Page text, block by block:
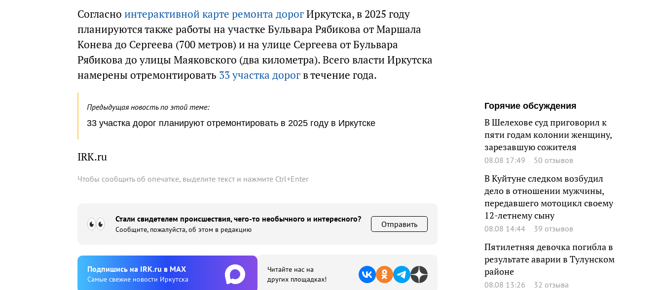
Согласно интерактивной карте ремонта дорогИркутска, в 2025 году
планируются также работы на участке Бульвара Рябикова от Маршала
Конева до Сергеева (700 метров) и на улице Сергеева от Бульвара
Рябикова до улицы Маяковского (два километра). Всего власти Иркутска
намерены отремонтировать 33 участка дорогв течение года.
Предыдущая новость по этой теме:
33 участка дорог планируют отремонтировать в 2025 году в Иркутске
IRK.ru
Чтобы сообщить об опечатке, выделите текст и нажмите Ctrl+Enter
Стали свидетелем происшествия, чего-то необычного и интересного?
Сообщите, пожалуйста, об этом в редакцию
Отправить
Подпишиcь на IRK.ru в MAX
Cамые свежие новости Иркутска
Читайте нас на
других площадках!
Горячие обсуждения
В Шелехове суд приговорил к
пяти годам колонии женщину,
зарезавшую сожителя
08.08 17:49 50 отзывов
В Куйтуне следком возбудил
дело в отношении мужчины,
передавшего мотоцикл своему
12-летнему сыну
08.08 14:44 39 отзывов
Пятилетняя девочка погибла в
результате аварии в Тулунском
районе
08.08 13:26 32 отзыва